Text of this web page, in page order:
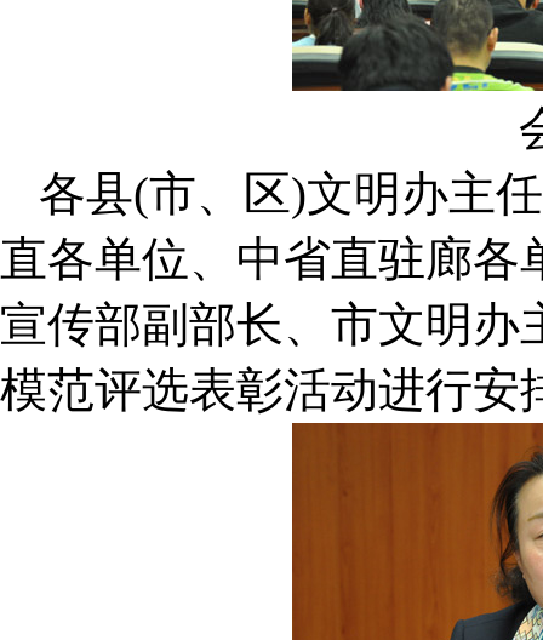
各县(市、区)文明办主
直各单位、中省直驻廊
宣传部副部长、市文明办
模范评选表彰活动进行安